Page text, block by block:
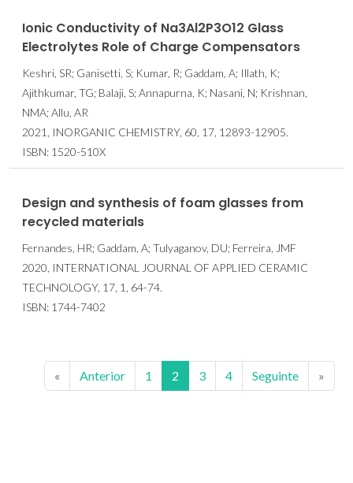
Ionic Conductivity of Na3Al2P3O12 Glass
Electrolytes Role of Charge Compensators
Keshri, SR; Ganisetti, S; Kumar, R; Gaddam, A; Illath, K;
Ajithkumar, TG; Balaji, S; Annapurna, K; Nasani, N; Krishnan,
NMA; Allu, AR
2021, INORGANIC CHEMISTRY, 60, 17, 12893-12905.
ISBN: 1520-510X
Design and synthesis of foam glasses from
recycled materials
Fernandes, HR; Gaddam, A; Tulyaganov, DU; Ferreira, JMF
2020, INTERNATIONAL JOURNAL OF APPLIED CERAMIC
TECHNOLOGY, 17, 1, 64-74.
ISBN: 1744-7402
« Anterior 1 2 3 4 Seguinte »